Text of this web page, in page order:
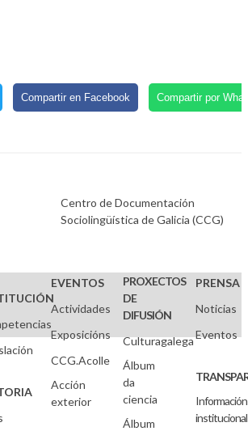
Compartir en Facebook Compartir por
Centro de Documentación
Sociolingüística de Galicia (CCG)
EVENTOS
Actividades
Exposicións
CCG.Acolle
Acción
exterior
PROXECTOS
DE
DIFUSIÓN
Culturagalega
Álbum
da
ciencia
Álbum
PRENSA
Noticias
Eventos
Información
institucional